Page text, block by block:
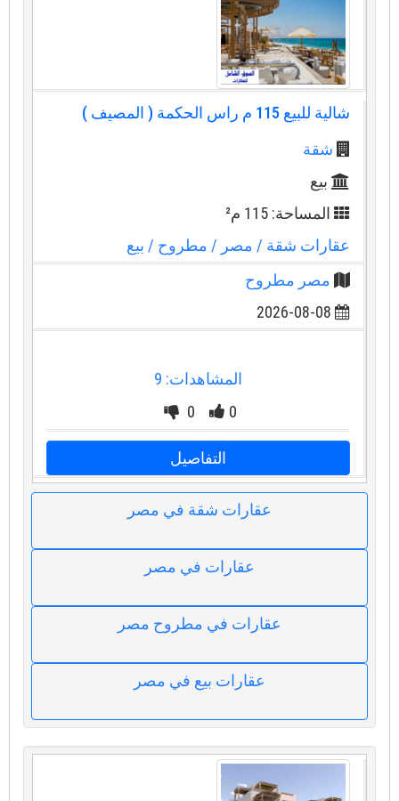
شالية للبيع 115 م راس الحكمة ( المصيف )
شقة
بيع
المساحة: 115 م²
عقارات شقة / مصر / مطروح/ بيع
مصر مطروح
2026-08-08
المشاهدات: 9
0
0
التفاصيل
عقارات شقة في مصر
عقارات في مصر
عقارات في مطروح مصر
عقارات بيع في مصر